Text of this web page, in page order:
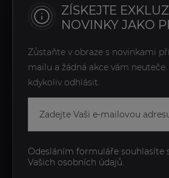
ZÍSKEJTE
NOVINKY JAKO
Zůstaňte v obraze s novinkami
mailu a žádná akce vám
kdykoliv odhlásit.
Odesláním formuláře souhlasíte
Vašich osobních údajů.